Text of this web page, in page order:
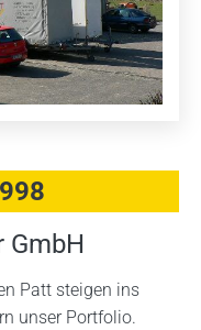
GmbH
Patt steigen ins
unser Portfolio.